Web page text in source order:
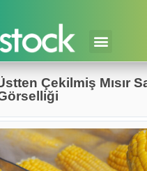
Çekilmiş Mısır